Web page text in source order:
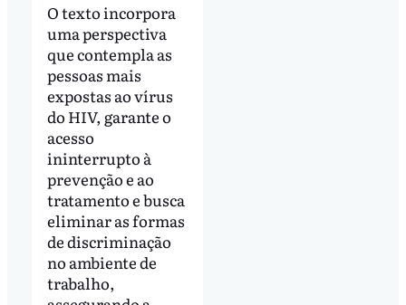
O texto incorpora
uma perspectiva
que contempla as
pessoas mais
expostas ao vírus
do HIV, garante o
acesso
ininterrupto à
prevenção e ao
tratamento e busca
eliminar as formas
de discriminação
no ambiente de
trabalho,